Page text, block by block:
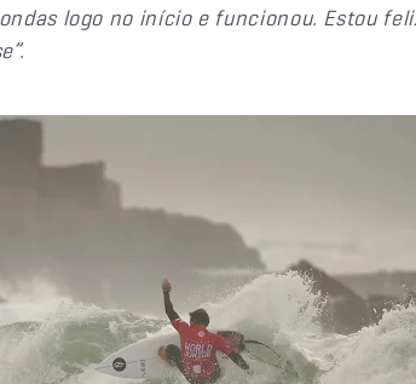
logo no início e funcionou. Estou